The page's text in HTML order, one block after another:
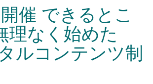
催 できるとこ
理なく始めた
ルコンテンツ制